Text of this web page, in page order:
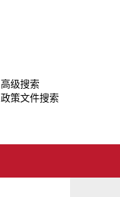
高级搜索
政策文件搜索